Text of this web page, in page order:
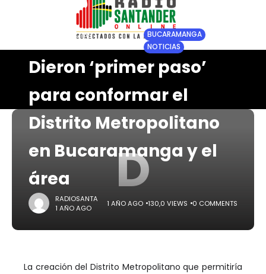
D
NOTICIAS
BUCARAMANGA
NOTICIAS
Dieron ‘primer paso’
para conformar el
Distrito Metropolitano
en Bucaramanga y el
área
RADIOSANTA
1 AÑO AGO
1 AÑO AGO 130,0 VIEWS 0 COMMENTS
La creación del Distrito Metropolitano que permitiría